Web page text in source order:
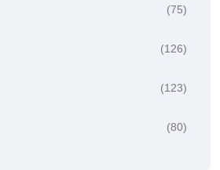
(75)
(126)
(123)
(80)